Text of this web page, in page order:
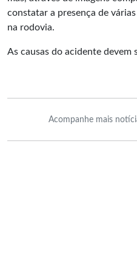
constatar a presença de
na rodovia.
As causas do acidente devem
Acompanhe mais